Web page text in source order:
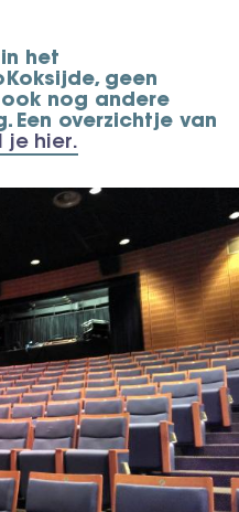
het
geen
nog andere
Een overzichtje van
je hier.